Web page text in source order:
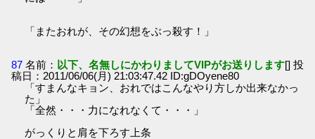
「またおれが、その幻想をぶっ殺す！」
87 名前： 以下、名無しにかわりましてVIPがお送りします[] 投
稿日：2011/06/06(月) 21:03:47.42 ID:gDOyene80
「すまんなキョン、おれではこんなやり方しか出来なかっ
た」
「全然・・・力になれなくて・・・」
がっくりと肩を下ろす上条